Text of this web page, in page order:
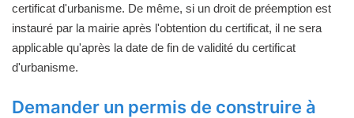
certificat d'urbanisme. De même, si un droit de préemption est
instauré par la mairie après l'obtention du certificat, il ne sera
applicable qu'après la date de fin de validité du certificat
d'urbanisme.
Demander un permis de construire à